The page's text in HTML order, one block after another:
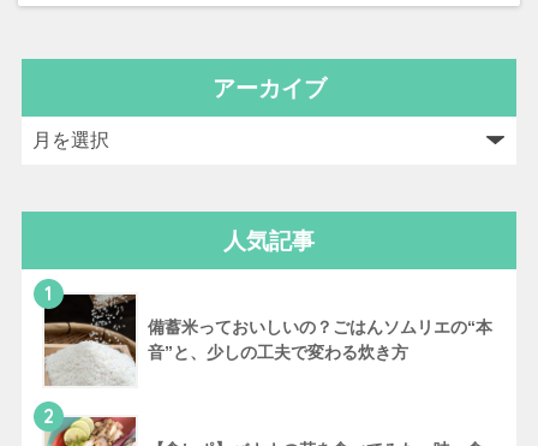
アーカイブ
人気記事
1
備蓄米っておいしいの？ごはんソムリエの“本
音”と、少しの工夫で変わる炊き方
2